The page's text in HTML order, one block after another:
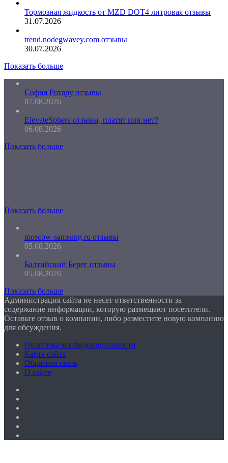
Тормозная жидкость от MZD DOT4 литровая отзывы
31.07.2026
trend.nodegwavey.com отзывы
30.07.2026
Показать больше
София Ротару отзывы
07.08.2026
ElevateSphere отзывы, платят или нет?
06.08.2026
Показать больше
Показать больше
moscow-samsung.ru отзывы
05.08.2026
Балтийский Берег отзывы
05.08.2026
Показать больше
Администрация сайта не несет ответственности за
содержание информации, которую размещают посетители.
Оставьте отзыв о компании, либо разместите новую компанию
для обсуждения.
Политика конфиденциальности
Карта сайта
Обратная связь
О сайте